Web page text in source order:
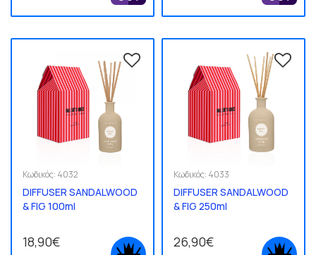
Κωδικός: 4032
DIFFUSER SANDALWOOD
& FIG 100ml
18,90€
Κωδικός: 4033
DIFFUSER SANDALWOOD
& FIG 250ml
26,90€